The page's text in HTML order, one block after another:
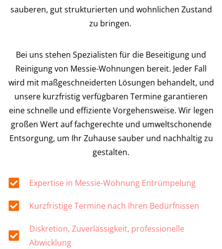
sauberen, gut strukturierten und wohnlichen Zustand
zu bringen.
Bei uns stehen Spezialisten für die Beseitigung und
Reinigung von Messie-Wohnungen bereit. Jeder Fall
wird mit maßgeschneiderten Lösungen behandelt, und
unsere kurzfristig verfügbaren Termine garantieren
eine schnelle und effiziente Vorgehensweise. Wir legen
großen Wert auf fachgerechte und umweltschonende
Entsorgung, um Ihr Zuhause sauber und nachhaltig zu
gestalten.
Expertise in Messie-Wohnung Entrümpelung
Kurzfristige Termine nach Ihren Bedürfnissen
Diskretion, Zuverlässigkeit, professionelle
Abwicklung